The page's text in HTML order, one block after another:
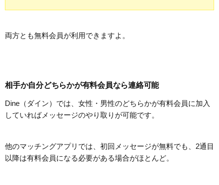
両方とも無料会員が利用できますよ。
相手か自分どちらかが有料会員なら連絡可能
Dine（ダイン）では、女性・男性のどちらかが有料会員に加入
していればメッセージのやり取りが可能です。
他のマッチングアプリでは、初回メッセージが無料でも、2通目
以降は有料会員になる必要がある場合がほとんど。